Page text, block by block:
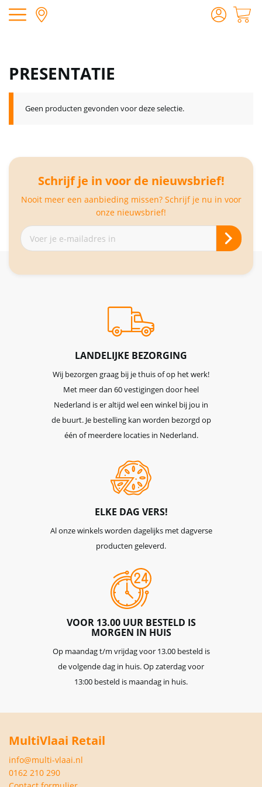
PRESENTATIE
Geen producten gevonden voor deze selectie.
Schrijf je in voor de nieuwsbrief!
Nooit meer een aanbieding missen? Schrijf je nu in voor
onze nieuwsbrief!
Abonneer
je
LANDELIJKE BEZORGING
Wij bezorgen graag bij je thuis of op het werk!
Met meer dan 60 vestigingen door heel
Nederland is er altijd wel een winkel bij jou in
de buurt. Je bestelling kan worden bezorgd op
één of meerdere locaties in Nederland.
ELKE DAG VERS!
Al onze winkels worden dagelijks met dagverse
producten geleverd.
VOOR 13.00 UUR BESTELD IS
MORGEN IN HUIS
Op maandag t/m vrijdag voor 13.00 besteld is
de volgende dag in huis. Op zaterdag voor
13:00 besteld is maandag in huis.
MultiVlaai Retail
info@multi-vlaai.nl
0162 210 290